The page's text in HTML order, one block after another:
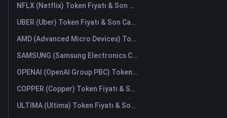
NFLX (Netflix) Token Fiyatı & Son Canlı Grafik
UBER (Uber) Token Fiyatı & Son Canlı Grafik
AMD (Advanced Micro Devices) Token Fiyatı & Son Canlı Grafik
SAMSUNG (Samsung Electronics Co., Ltd) Token Fiyatı & Son Canlı Grafik
OPENAI (OpenAI Group PBC) Token Fiyatı & Son Canlı Grafik
COPPER (Copper) Token Fiyatı & Son Canlı Grafik
ULTIMA (Ultima) Token Fiyatı & Son Canlı Grafik